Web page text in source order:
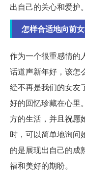
出自己的关心和爱护。
怎样合适地向前
作为一个很重感情的
话道声新年好，该怎
经不再是我们的女友
好的回忆珍藏在心里
方的生活，并且祝愿
时，可以简单地询问
的是展现出自己的成
福和美好的期盼。